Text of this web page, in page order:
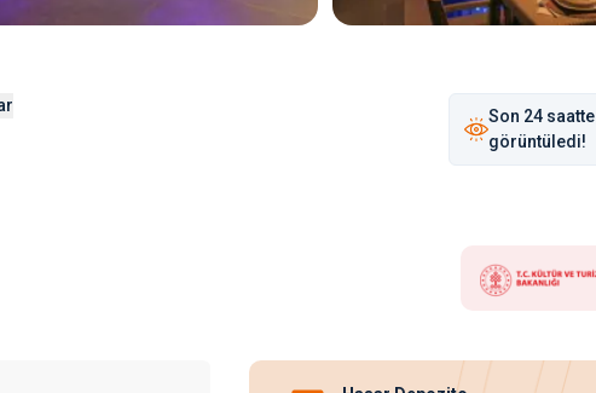
Son 24 saatte
görüntüledi!